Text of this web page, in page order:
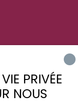
PRIVÉE
NOUS